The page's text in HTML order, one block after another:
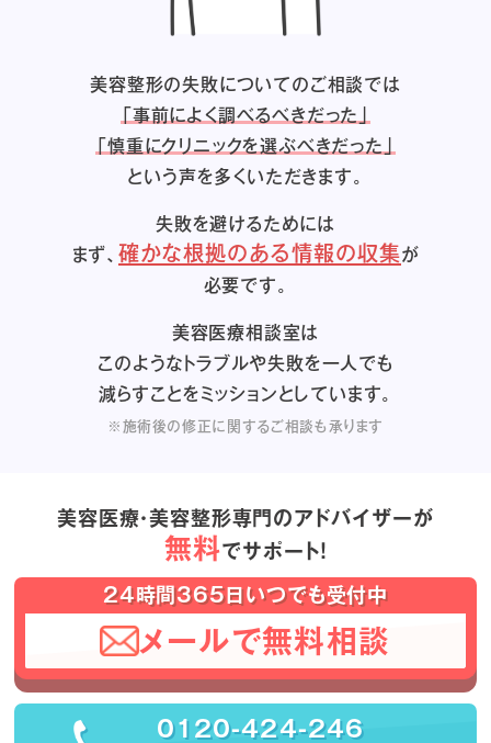
美容整形の失敗についてのご相談では
「事前によく調べるべきだった」
「慎重にクリニックを選ぶべきだった」
という声を多くいただきます。
失敗を避けるためには
まず、確かな根拠のある情報の収集が
必要です。
美容医療相談室は
このようなトラブルや失敗を一人でも
減らすことをミッションとしています。
※施術後の修正に関するご相談も承ります
美容医療・美容整形専門のアドバイザーが
無料でサポート！
24時間365日いつでも受付中
メールで無料相談
0120-424-246